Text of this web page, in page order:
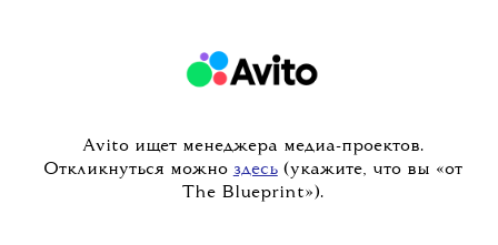
Avito ищет менеджера медиа-проектов.
Откликнуться можно здесь(укажите, что вы «от
The Blueprint»).